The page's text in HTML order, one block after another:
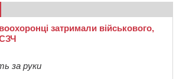
затримали військового,
за руки